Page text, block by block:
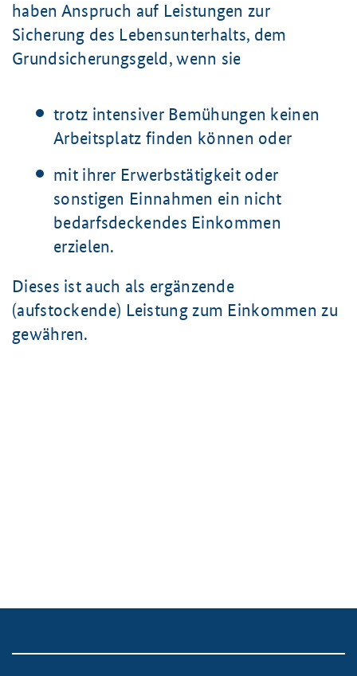
haben Anspruch auf Leistungen zur
Sicherung des Lebensunterhalts, dem
Grundsicherungsgeld, wenn sie
trotz intensiver Bemühungen keinen
Arbeitsplatz finden können oder
mit ihrer Erwerbstätigkeit oder
sonstigen Einnahmen ein nicht
bedarfsdeckendes Einkommen
erzielen.
Dieses ist auch als ergänzende
(aufstockende) Leistung zum Einkommen zu
gewähren.